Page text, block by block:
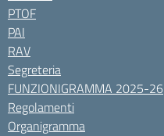
PTOF
PAI
RAV
Segreteria
FUNZIONIGRAMMA 2025-26
Regolamenti
Organigramma